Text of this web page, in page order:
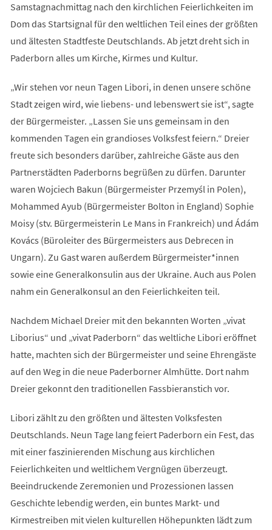
Samstagnachmittag nach den kirchlichen Feierlichkeiten im
Dom das Startsignal für den weltlichen Teil eines der größten
und ältesten Stadtfeste Deutschlands. Ab jetzt dreht sich in
Paderborn alles um Kirche, Kirmes und Kultur.
„Wir stehen vor neun Tagen Libori, in denen unsere schöne
Stadt zeigen wird, wie liebens- und lebenswert sie ist“, sagte
der Bürgermeister. „Lassen Sie uns gemeinsam in den
kommenden Tagen ein grandioses Volksfest feiern.“ Dreier
freute sich besonders darüber, zahlreiche Gäste aus den
Partnerstädten Paderborns begrüßen zu dürfen. Darunter
waren Wojciech Bakun (Bürgermeister Przemyśl in Polen),
Mohammed Ayub (Bürgermeister Bolton in England) Sophie
Moisy (stv. Bürgermeisterin Le Mans in Frankreich) und Ádám
Kovács (Büroleiter des Bürgermeisters aus Debrecen in
Ungarn). Zu Gast waren außerdem Bürgermeister*innen
sowie eine Generalkonsulin aus der Ukraine. Auch aus Polen
nahm ein Generalkonsul an den Feierlichkeiten teil.
Nachdem Michael Dreier mit den bekannten Worten „vivat
Liborius“ und „vivat Paderborn“ das weltliche Libori eröffnet
hatte, machten sich der Bürgermeister und seine Ehrengäste
auf den Weg in die neue Paderborner Almhütte. Dort nahm
Dreier gekonnt den traditionellen Fassbieranstich vor.
Libori zählt zu den größten und ältesten Volksfesten
Deutschlands. Neun Tage lang feiert Paderborn ein Fest, das
mit einer faszinierenden Mischung aus kirchlichen
Feierlichkeiten und weltlichem Vergnügen überzeugt.
Beeindruckende Zeremonien und Prozessionen lassen
Geschichte lebendig werden, ein buntes Markt- und
Kirmestreiben mit vielen kulturellen Höhepunkten lädt zum